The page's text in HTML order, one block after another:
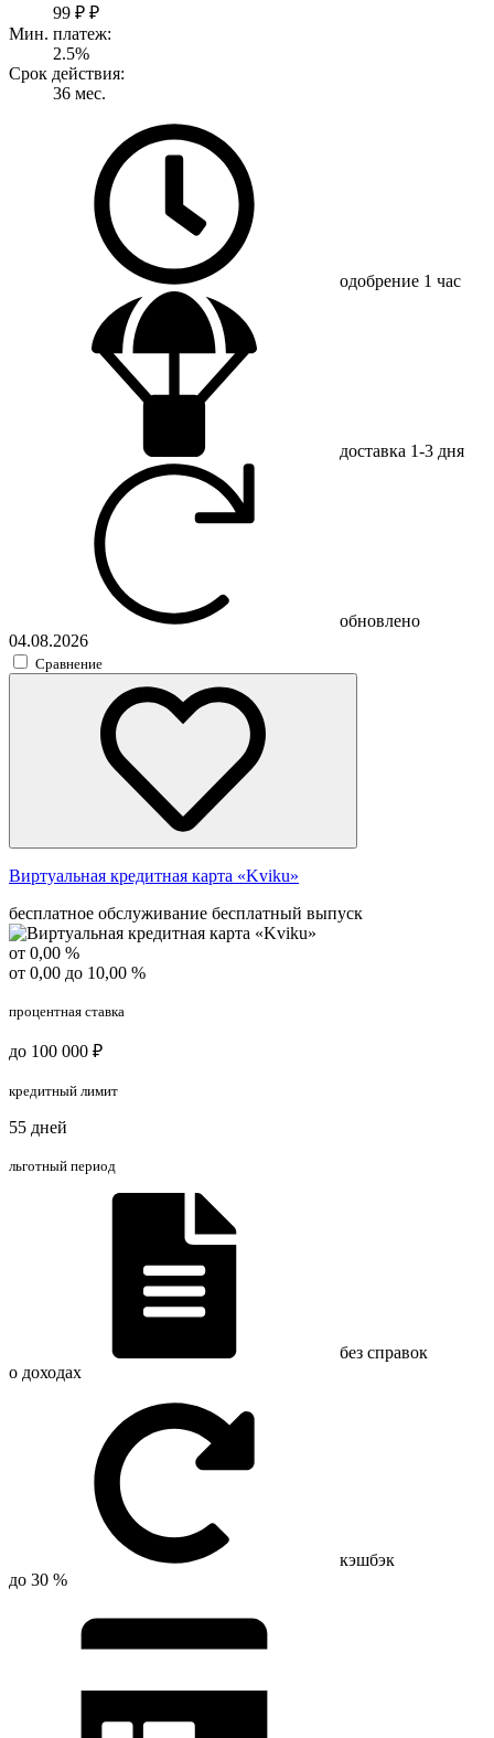
99 ₽ ₽
Мин. платеж:
2.5%
Срок действия:
36 мес.
одобрение 1 час
доставка 1-3 дня
обновлено
04.08.2026
Сравнение
Виртуальная кредитная карта «Kviku»
бесплатное обслуживание бесплатный выпуск
от 0,00 %
от 0,00 до 10,00 %
процентная ставка
до 100 000 ₽
кредитный лимит
55 дней
льготный период
без справок
о доходах
кэшбэк
до 30 %